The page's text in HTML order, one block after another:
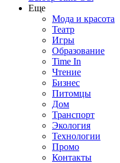
Еще
Мода и красота
Театр
Игры
Образование
Time In
Чтение
Бизнес
Питомцы
Дом
Транспорт
Экология
Технологии
Промо
Контакты